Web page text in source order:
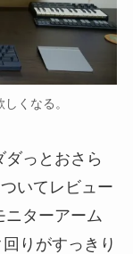
しくなる。
っとおさら
いてレビュー
ニターアーム
りがすっきり